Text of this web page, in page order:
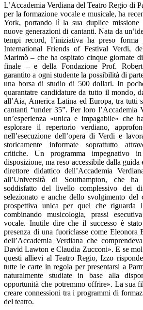
L’Accademia Verdiana del Teatro Regio di
per la formazione vocale e musicale, ha
York, portando lì la sua duplice missione
nuove generazioni di cantanti. Nata da
tempi record, l’iniziativa ha preso forma
International Friends of Festival Verdi,
Marimò – che ha ospitato cinque giornate
finale – e della Fondazione Prof.
garantito a ogni studente la possibilità di
una borsa di studio di 500 dollari. In
quarantatre candidature da tutto il mondo,
all’Aia, America Latina ed Europa, tra tutti
cantanti “under 35”. Per loro l’Accademia
un’esperienza «unica e impagabile» che
esplorare il repertorio verdiano,
nell’esecuzione dell’opera di Verdi e
storicamente informate soprattutto
critiche. Un programma impegnativo
disposizione, ma reso accessibile dalla guida
direttore didattico dell’Accademia
all’Università di Southampton, che
soddisfatto del livello complessivo dei
selezionato e anche dello svolgimento
prospettiva unica per quel che riguarda
combinando musicologia, prassi
vocale. Inutile dire che il successo è
presenza di una fuoriclasse come Eleonora
dell’Accademia Verdiana che
David Lawton e Claudia Zucconi». E se
questi allievi al Teatro Regio, Izzo
tutte le carte in regola per presentarsi a
naturalmente studiate in base alla
opportunità che potremmo offrire». La sua
creare connessioni tra i programmi di
del teatro.